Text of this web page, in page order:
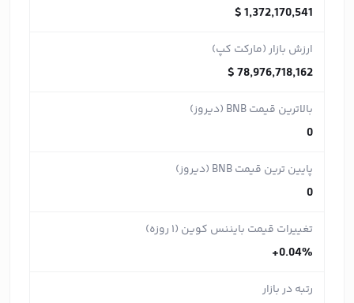
$ 1,372,170,541
ارزش بازار (مارکت کپ)
$ 78,976,718,162
بالاترین قیمت BNB (دیروز)
0
پایین ترین قیمت BNB (دیروز)
0
تغییرات قیمت بایننس کوین (۱ روزه)
+0.04%
رتبه در بازار